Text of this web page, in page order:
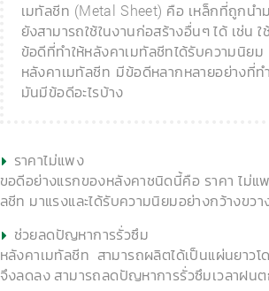
เมทัลชีท (Metal Sheet) คือ เหล็กที่ถูกน
ยังสามารถใช้ในงานก่อสร้างอื่นๆ ได้ เช่น
ข้อดีที่ทำให้หลังคาเมทัลชีทได้รับความนิยม
หลังคาเมทัลชีท มีข้อดีหลากหลายอย่างที่
มันมีข้อดีอะไรบ้าง
ราคาไม่แพง
ขอดีอย่างแรกของหลังคาชนิดนี้คือ ราคา ไม่
ลชีท มาแรงและได้รับความนิยมอย่างกว้างขวา
ช่วยลดปัญหาการรั่วซึม
หลังคาเมทัลชีท สามารถผลิตได้เป็นแผ่นยาว
จึงลดลง สามารถลดปัญหาการรั่วซึมเวลาฝน